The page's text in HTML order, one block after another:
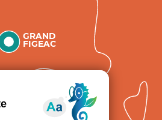
GRAND
FIGEAC